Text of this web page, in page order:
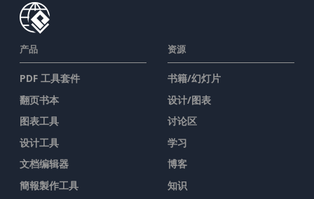
产品
PDF 工具套件
翻页书本
图表工具
设计工具
文档编辑器
簡報製作工具
资源
书籍/幻灯片
设计/图表
讨论区
学习
博客
知识